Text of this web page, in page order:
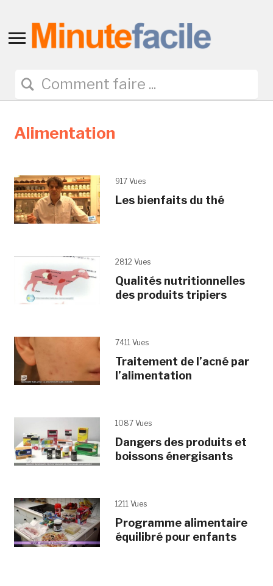
Toggle
navigation
Alimentation
917 Vues
Les bienfaits du thé
2812 Vues
Qualités nutritionnelles
des produits tripiers
7411 Vues
Traitement de l’acné par
l’alimentation
1087 Vues
Dangers des produits et
boissons énergisants
1211 Vues
Programme alimentaire
équilibré pour enfants